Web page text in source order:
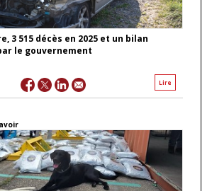
3 515 décès en 2025 et un bilan
le gouvernement
Lire